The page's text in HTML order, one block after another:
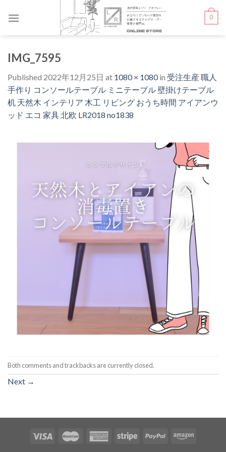
0
IMG_7595
Published 2022年12月25日 at 1080 × 1080in 受注生産 職人
手作り コンソールテーブル ミニテーブル 壁掛けテーブル
机 天然木 インテリア 木工 リビング おうち時間 アイアンウ
ッド エコ 家具 北欧 LR2018 no1838
Both comments and trackbacks are currently closed.
Next →